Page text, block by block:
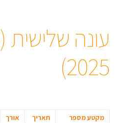
2025)
מקטע מספר תאריך אורך